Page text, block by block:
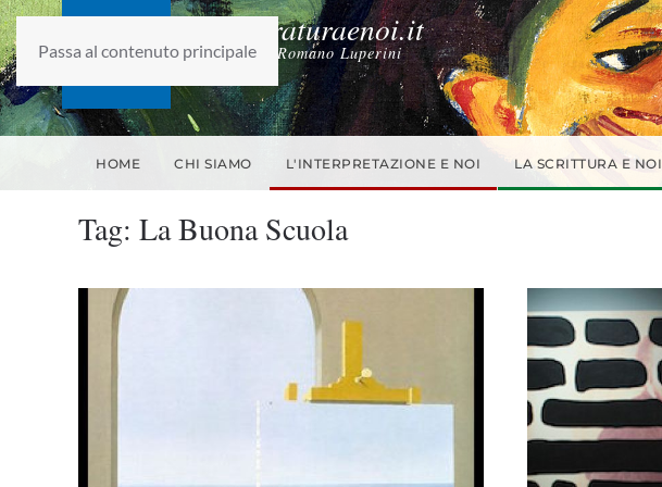
Passa al contenuto principale
laletteraturaenoi.it
fondato da Romano Luperini
HOME CHI SIAMO L'INTERPRETAZIONE E NOI LA SCRITTURA E NOI
Tag: La Buona Scuola